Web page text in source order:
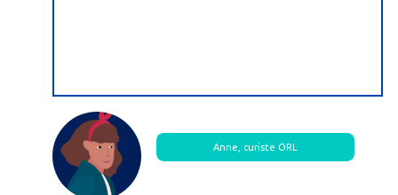
Anne, curiste ORL